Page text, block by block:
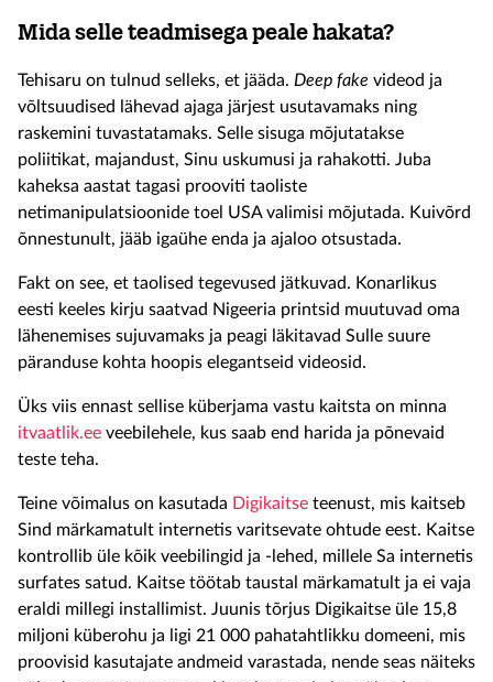
Mida selle teadmisega peale hakata?
Tehisaru on tulnud selleks, et jääda. Deep fake videod ja
võltsuudised lähevad ajaga järjest usutavamaks ning
raskemini tuvastatamaks. Selle sisuga mõjutatakse
poliitikat, majandust, Sinu uskumusi ja rahakotti. Juba
kaheksa aastat tagasi prooviti taoliste
netimanipulatsioonide toel USA valimisi mõjutada. Kuivõrd
õnnestunult, jääb igaühe enda ja ajaloo otsustada.
Fakt on see, et taolised tegevused jätkuvad. Konarlikus
eesti keeles kirju saatvad Nigeeria printsid muutuvad oma
lähenemises sujuvamaks ja peagi läkitavad Sulle suure
päranduse kohta hoopis elegantseid videosid.
Üks viis ennast sellise küberjama vastu kaitsta on minna
itvaatlik.ee veebilehele, kus saab end harida ja põnevaid
teste teha.
Teine võimalus on kasutada Digikaitse teenust, mis kaitseb
Sind märkamatult internetis varitsevate ohtude eest. Kaitse
kontrollib üle kõik veebilingid ja -lehed, millele Sa internetis
surfates satud. Kaitse töötab taustal märkamatult ja ei vaja
eraldi millegi installimist. Juunis tõrjus Digikaitse üle 15,8
miljoni küberohu ja ligi 21 000 pahatahtlikku domeeni, mis
proovisid kasutajate andmeid varastada, nende seas näiteks